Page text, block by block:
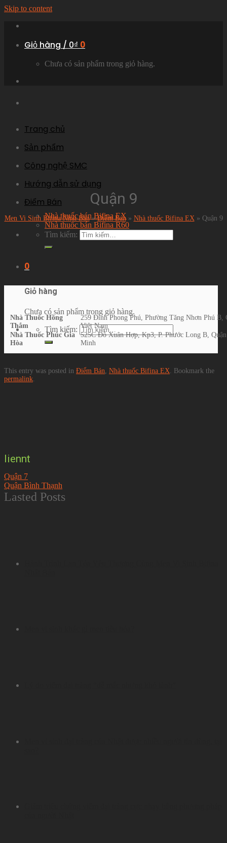
Skip to content
Giỏ hàng / 0₫ 0
Chưa có sản phẩm trong giỏ hàng.
Trang chủ
Sản phẩm
Công nghệ SMC
Hướng dẫn sử dụng
Điểm Bán
Nhà thuốc bán Bifina EX
Nhà thuốc bán Bifina R60
Tìm kiếm:
0
Giỏ hàng
Chưa có sản phẩm trong giỏ hàng.
Tìm kiếm:
Quận 9
Men Vi Sinh Bifina Nhật Bản»Điểm Bán» Nhà thuốc Bifina EX » Quận 9
Nhà Thuốc Hồng
Thắm
259 Đình Phong Phú, Phường Tăng Nhơn Phú
Việt Nam
Nhà Thuốc Phúc Gia
Hòa
525C Đỗ Xuân Hợp, Kp3, P. Phước Long B,
Minh
This entry was posted in Điểm Bán Nhà thuốc Bifina EX . Bookmark the
permalink
liennt
Quận 7
Quận Bình Thạnh
Lasted Posts